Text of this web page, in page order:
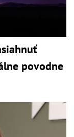
povodne